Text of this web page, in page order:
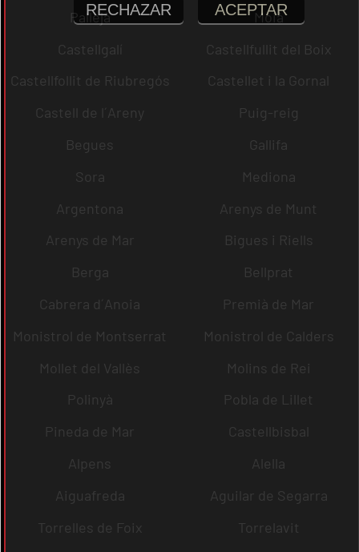
Pallejà
Moià
Castellgalí
Castellfullit del Boix
Castellfollit de Riubregós
Castellet i la Gornal
Castell de l´Areny
Puig-reig
Begues
Gallifa
Sora
Mediona
Argentona
Arenys de Munt
Arenys de Mar
Bigues i Riells
Berga
Bellprat
Cabrera d´Anoia
Premià de Mar
Monistrol de Montserrat
Monistrol de Calders
Mollet del Vallès
Molins de Rei
Polinyà
Pobla de Lillet
Pineda de Mar
Castellbisbal
Alpens
Alella
Aiguafreda
Aguilar de Segarra
Torrelles de Foix
Torrelavit
RECHAZAR ACEPTAR